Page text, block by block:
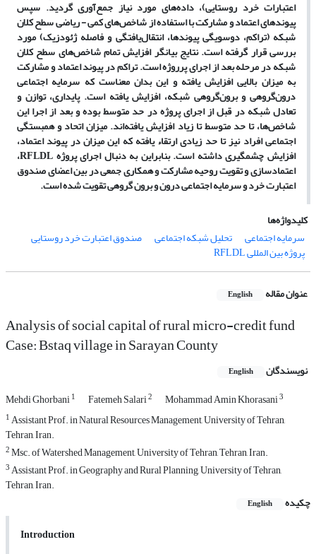
اعتبارات خرد روستایی(، داده‌های مورد نیاز جمع‌آوری گردید. سپس
پیوند‌های اعتماد و مشارکت با استفاده از شاخص‌های کمی - ریاضی سطح کلان
شبکه (تراکم، دوسویگی پیوندها، انتقال‌یافتگی و فاصله ژئودزیک) مورد
بررسی قرار گرفته است. نتایج بیانگر افزایش تمام شاخص‌های سطح کلان
شبکه در مرحله بعد از اجرای پرروژه است. تراکم در پیوند اعتماد و مشارکت
به میزان بالایی افزایش یافته و این بدان معناست که سرمایه اجتماعی
درون‌گروهی و برون‌گروهی شبکه، افزایش یافته است. پایداری، توازن و
تعادل شبکه در قبل از اجرای پروژه در حد متوسط بوده و بعد از اجرا این
شاخص‌ها، تا حد متوسط تا زیاد افزایش یافته‌اند. میزان اتحاد و همبستگی
اجتماعی افراد نیز تا حد زیادی ارتقاء یافته که این میزان در پیوند اعتماد،
افزایش چشمگیری داشته است. بنابراین به دنبال اجرای پروژهRFLDL،
اعتمادسازی و تقویت روحیه مشارکت و همکاری جمعی در بین اعضای صندوق
اعتبارت خرد وسرمایه اجتماعی درون و برون گروهیتقویت شده است.
کلیدواژه‌ها
سرمایه اجتماعی
تحلیل شبکه اجتماعی صندوق اعتبارت خرد روستایی
پروژه بین المللی RFLDL
عنوان مقاله English
Analysis of social capital of rural micro-credit fund
Case: Bstaq village in Sarayan County
نویسندگان English
Mehdi Ghorbani1 Fatemeh Salari2 Mohammad Amin Khorasani3
1Assistant Prof. in Natural Resources Management, University of Tehran,
Tehran, Iran.
2Msc. of Watershed Management, University of Tehran, Tehran, Iran.
3Assistant Prof. in Geography and Rural Planning, University of Tehran,
Tehran, Iran.
چکیده
English
Introduction